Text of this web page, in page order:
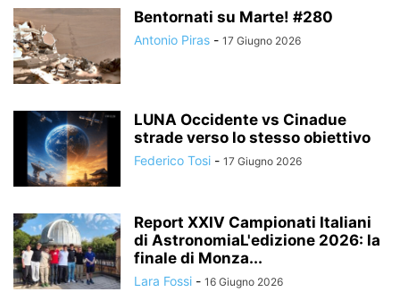
Bentornati su Marte! #280
Antonio Piras - 17 Giugno 2026
LUNA Occidente vs Cinadue
strade verso lo stesso obiettivo
Federico Tosi - 17 Giugno 2026
Report XXIV Campionati Italiani
di AstronomiaL'edizione 2026: la
finale di Monza...
Lara Fossi - 16 Giugno 2026